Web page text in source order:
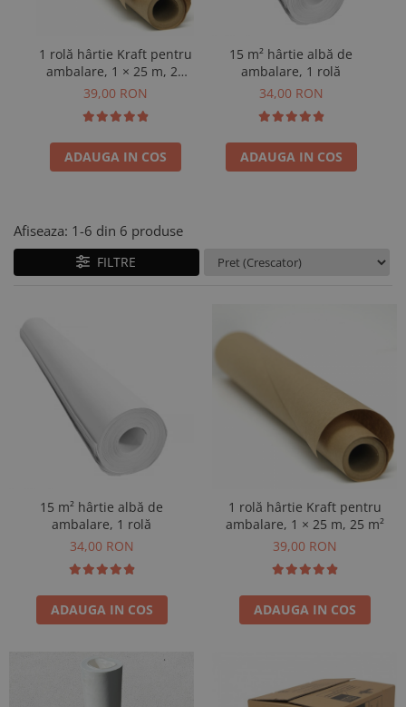
1 rolă hârtie Kraft pentru
ambalare, 1 × 25 m, 25
m²
39,00 RON
ADAUGA IN COS
15 m² hârtie albă de
ambalare, 1 rolă
34,00 RON
ADAUGA IN COS
Afiseaza: 1-6 din 6 produse
FILTRE
15 m² hârtie albă de
ambalare, 1 rolă
34,00 RON
ADAUGA IN COS
1 rolă hârtie Kraft pentru
ambalare, 1 × 25 m, 25 m²
39,00 RON
ADAUGA IN COS